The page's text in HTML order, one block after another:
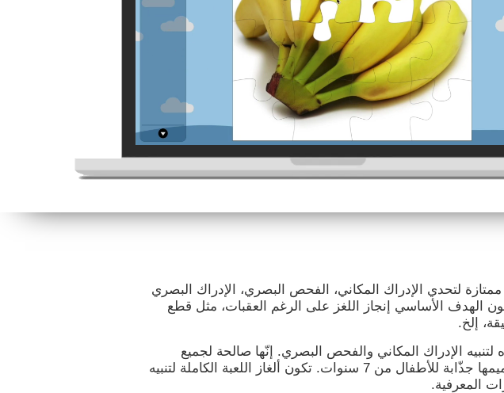
ممتازة لتحدي الإدراك المكاني، الفحص البصري، الإدراك البصري
الهدف الأساسي إنجاز اللغز على الرغم العقبات، مثل قطع
إلخ.
لتنبيه الإدراك المكاني والفحص البصري. إنّها صالحة لجميع
الأعمار ويجعلها تصميمها جذّابة للأطفال من 7 سنوات. تكون ألغاز اللعبة الكاملة لتنبيه
المعرفية.